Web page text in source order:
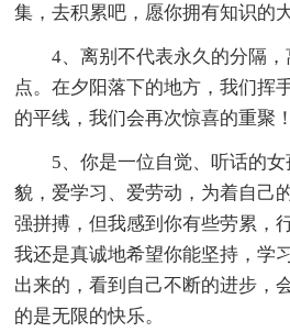
集，去积累吧，愿你拥有知识的大
4、离别不代表永久的分隔，
点。在夕阳落下的地方，我们挥
的平线，我们会再次惊喜的重聚！
5、你是一位自觉、听话的女
貌，爱学习、爱劳动，为着自己
强拼搏，但我感到你有些劳累，
我还是真诚地希望你能坚持，学
出来的，看到自己不断的进步，
的是无限的快乐。